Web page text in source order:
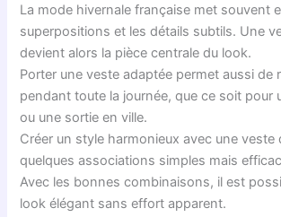
La mode hivernale française met souvent
superpositions et les détails subtils. Une
devient alors la pièce centrale du look.
Porter une veste adaptée permet aussi de
pendant toute la journée, que ce soit pour
ou une sortie en ville.
Créer un style harmonieux avec une veste
quelques associations simples mais
Avec les bonnes combinaisons, il est
look élégant sans effort apparent.